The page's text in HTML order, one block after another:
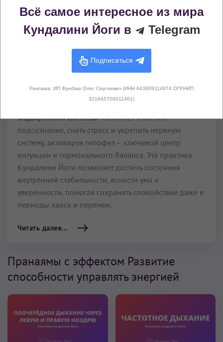
Управление командным
центром эндокринной
системы
ПО ПОДПИСКЕ
эндокринной системы»помогает очистить
подсознание, снять стресс и укрепить нервную
систему, активируя гипофиз – ключевой центр
интуиции и гормонального баланса. Эта практика
Кундалини Йоги позволяет достичь состояния
внутренней стабильности, ясности ума и
уверенности, помогая сохранять спокойствие даже в
периоды хаоса и перемен.
Читать далее...
Пранаямы с эффектом Развитие
способности управлять энергией
Всё самое интересное из мира
Кундалини Йоги в
Telegram
Подписаться
Реклама: ИП Фунбаю Олег Сергеевич (ИНН 643908114874 ОГРНИП
321645700011461)